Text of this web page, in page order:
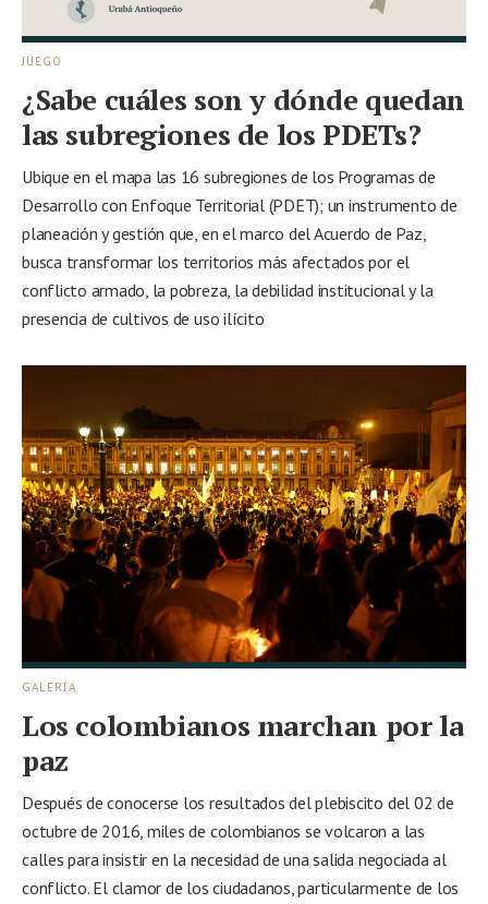
JUEGO
¿Sabe cuáles son y dónde quedan
las subregiones de los PDETs?
Ubique en el mapa las 16 subregiones de los Programas de
Desarrollo con Enfoque Territorial (PDET); un instrumento de
planeación y gestión que, en el marco del Acuerdo de Paz,
busca transformar los territorios más afectados por el
conflicto armado, la pobreza, la debilidad institucional y la
presencia de cultivos de uso ilícito
GALERÍA
Los colombianos marchan por la
paz
Después de conocerse los resultados del plebiscito del 02 de
octubre de 2016, miles de colombianos se volcaron a las
calles para insistir en la necesidad de una salida negociada al
conflicto. El clamor de los ciudadanos, particularmente de los